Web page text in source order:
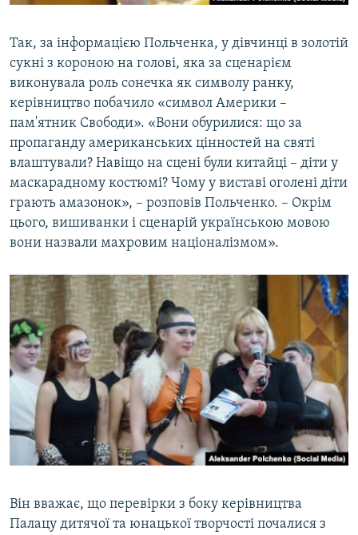
Так, за інформацією Польченка, у дівчинці в золотій
сукні з короною на голові, яка за сценарієм
виконувала роль сонечка як символу ранку,
керівництво побачило «символ Америки –
пам'ятник Свободи». «Вони обурилися: що за
пропаганду американських цінностей на святі
влаштували? Навіщо на сцені були китайці – діти у
маскарадному костюмі? Чому у виставі оголені діти
грають амазонок», – розповів Польченко. – Окрім
цього, вишиванки і сценарій українською мовою
вони назвали махровим націоналізмом».
Він вважає, що перевірки з боку керівництва
Палацу дитячої та юнацької творчості почалися з